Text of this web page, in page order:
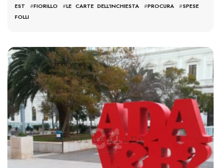
EST
#FIORILLO #LE CARTE DELL'INCHIESTA #PROCURA #SPESE
FOLLI
18307 VIEWS